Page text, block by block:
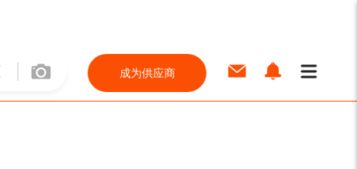
成为供应商